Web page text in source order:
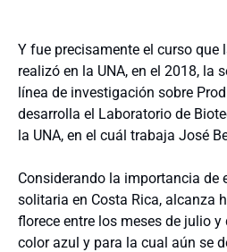
Y fue precisamente el curso que
realizó en la UNA, en el 2018, la
línea de investigación sobre
desarrolla el Laboratorio de
la UNA, en el cuál trabaja José
Considerando la importancia de
solitaria en Costa Rica, alcanza
florece entre los meses de julio
color azul y para la cual aún se